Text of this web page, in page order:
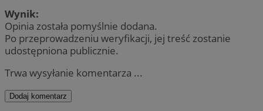
Wynik:
Opinia została pomyślnie dodana.
Po przeprowadzeniu weryfikacji, jej treść zostanie
udostępniona publicznie.
Trwa wysyłanie komentarza ...
Dodaj komentarz